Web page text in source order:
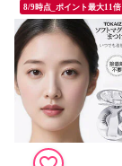
8/9時点_ポイント最大11倍